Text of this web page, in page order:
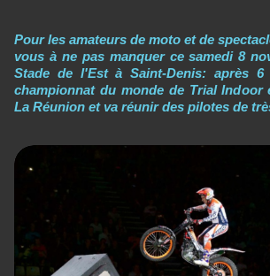
Pour les amateurs de moto et de
vous à ne pas manquer ce samedi 8
Stade de l'Est à Saint-Denis: après 6
championnat du monde de Trial Indoor
La Réunion et va réunir des pilotes de